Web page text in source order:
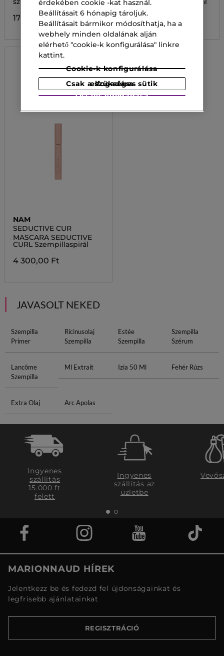
17 500,00 Ft 10 500,00 Ft
NAM
SEDUCTIVE CUR
MASCARA SEDUCTIVE
CURL Szempillaspirál
4 300,00 Ft
JAVASOLT NEKED
Szempilla
Primer
Ricinusolaj
Szempilla
Estée
Szempilla
Szempilla
Szérum
Lancôme
Szempilla
Ml Extrait Izia 50 Ml Fehér Rúzs
Extra Olaj Arc Apolas
Ingyenes
szállítás
15.000 ft
felett
Ingyenes
szállítás az
üzletbe
MARIONNAUD HÍREK
Jelentkezz be és fedezd fel újdonságainkat és
legfrisebb ajánlatainkat
REGISZTRÁCIÓ
érdekében cookie -kat használ.
Beállításait 6 hónapig tároljuk.
Beállításait bármikor módosíthatja, ha a
webhely minden oldalának alján
elérhető "cookie-k konfigurálása" linkre
kattint.
Cookie-k konfigurálása
Csak a szükséges sütik elfogadása
Összes elfogadása